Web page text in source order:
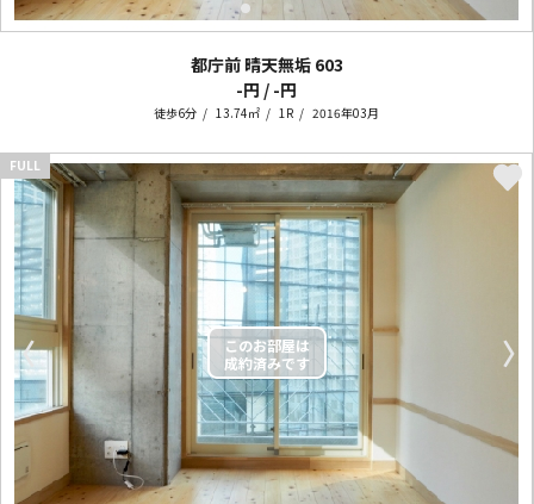
都庁前 晴天無垢 603
-円 / -円
徒歩6分 13.74㎡ 1R 2016年03月
〈 〉
FULL